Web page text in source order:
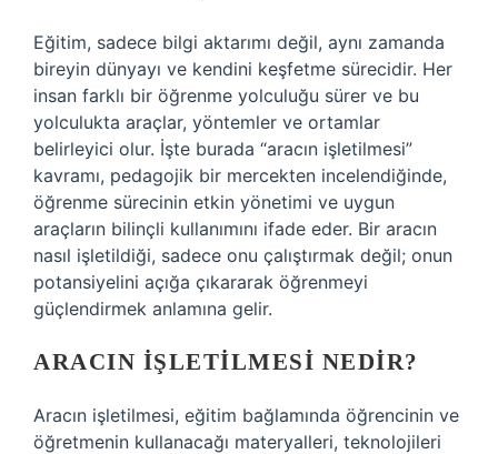
Eğitim, sadece bilgi aktarımı değil, aynı zamanda
bireyin dünyayı ve kendini keşfetme sürecidir. Her
insan farklı bir öğrenme yolculuğu sürer ve bu
yolculukta araçlar, yöntemler ve ortamlar
belirleyici olur. İşte burada “aracın işletilmesi”
kavramı, pedagojik bir mercekten incelendiğinde,
öğrenme sürecinin etkin yönetimi ve uygun
araçların bilinçli kullanımını ifade eder. Bir aracın
nasıl işletildiği, sadece onu çalıştırmak değil; onun
potansiyelini açığa çıkararak öğrenmeyi
güçlendirmek anlamına gelir.
ARACIN İŞLETILMESI NEDIR?
Aracın işletilmesi, eğitim bağlamında öğrencinin ve
öğretmenin kullanacağı materyalleri, teknolojileri